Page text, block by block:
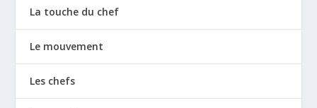
La touche du chef
Le mouvement
Les chefs